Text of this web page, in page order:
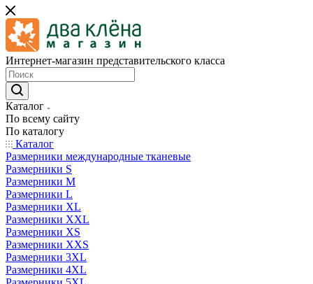
Интернет-магазин представительского класса
Каталог
По всему сайту
По каталогу
Каталог
Размерники международные тканевые
Размерники S
Размерники M
Размерники L
Размерники XL
Размерники XXL
Размерники XS
Размерники XXS
Размерники 3XL
Размерники 4XL